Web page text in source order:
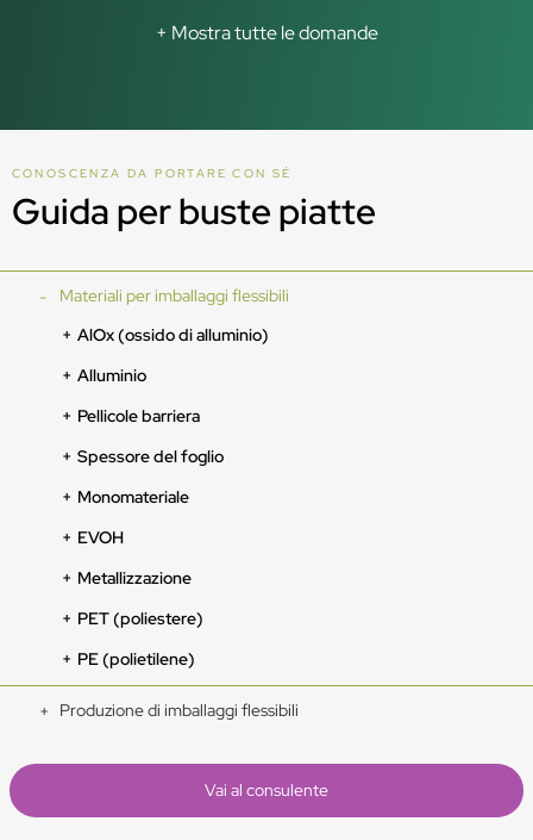
+ Mostra tutte le domande
CONOSCENZA DA PORTARE CON SÉ
Guida per buste piatte
Materiali per imballaggi flessibili
AlOx (ossido di alluminio)
Alluminio
Pellicole barriera
Spessore del foglio
Monomateriale
EVOH
Metallizzazione
PET (poliestere)
PE (polietilene)
Produzione di imballaggi flessibili
Vai al consulente